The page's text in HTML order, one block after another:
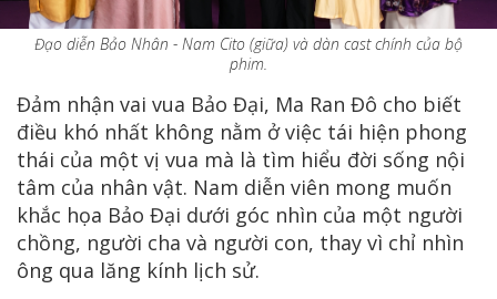
Đạo diễn Bảo Nhân - Nam Cito (giữa) và dàn cast chính của bộ
phim.
Đảm nhận vai vua Bảo Đại, Ma Ran Đô cho biết
điều khó nhất không nằm ở việc tái hiện phong
thái của một vị vua mà là tìm hiểu đời sống nội
tâm của nhân vật. Nam diễn viên mong muốn
khắc họa Bảo Đại dưới góc nhìn của một người
chồng, người cha và người con, thay vì chỉ nhìn
ông qua lăng kính lịch sử.